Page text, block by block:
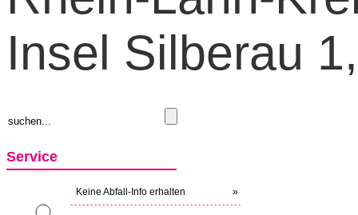
Insel Silberau
Service
Keine Abfall-Info erhalten »